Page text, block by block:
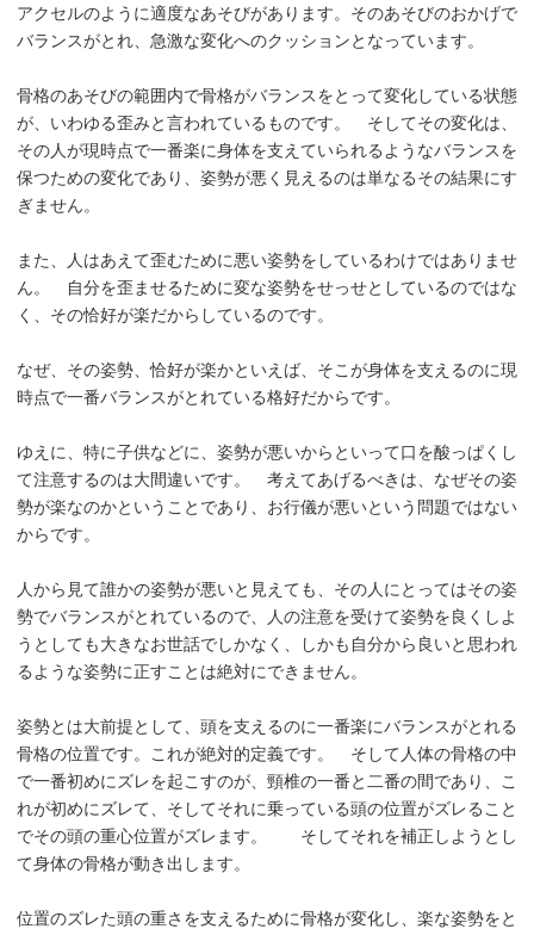
アクセルのように適度なあそびがあります。そのあそびのおかげで
バランスがとれ、急激な変化へのクッションとなっています。
骨格のあそびの範囲内で骨格がバランスをとって変化している状態
が、いわゆる歪みと言われているものです。 そしてその変化は、
その人が現時点で一番楽に身体を支えていられるようなバランスを
保つための変化であり、姿勢が悪く見えるのは単なるその結果にす
ぎません。
また、人はあえて歪むために悪い姿勢をしているわけではありませ
ん。 自分を歪ませるために変な姿勢をせっせとしているのではな
く、その恰好が楽だからしているのです。
なぜ、その姿勢、恰好が楽かといえば、そこが身体を支えるのに現
時点で一番バランスがとれている格好だからです。
ゆえに、特に子供などに、姿勢が悪いからといって口を酸っぱくし
て注意するのは大間違いです。 考えてあげるべきは、なぜその姿
勢が楽なのかということであり、お行儀が悪いという問題ではない
からです。
人から見て誰かの姿勢が悪いと見えても、その人にとってはその姿
勢でバランスがとれているので、人の注意を受けて姿勢を良くしよ
うとしても大きなお世話でしかなく、しかも自分から良いと思われ
るような姿勢に正すことは絶対にできません。
姿勢とは大前提として、頭を支えるのに一番楽にバランスがとれる
骨格の位置です。これが絶対的定義です。 そして人体の骨格の中
で一番初めにズレを起こすのが、頸椎の一番と二番の間であり、こ
れが初めにズレて、そしてそれに乗っている頭の位置がズレること
でその頭の重心位置がズレます。 そしてそれを補正しようとし
て身体の骨格が動き出します。
位置のズレた頭の重さを支えるために骨格が変化し、楽な姿勢をと